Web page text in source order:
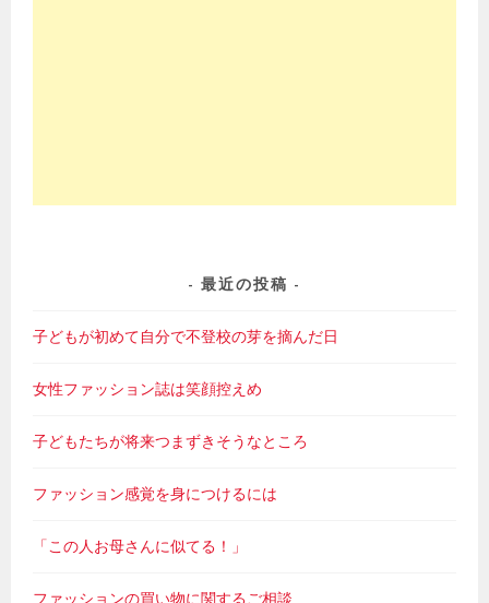
最近の投稿
子どもが初めて自分で不登校の芽を摘んだ日
女性ファッション誌は笑顔控えめ
子どもたちが将来つまずきそうなところ
ファッション感覚を身につけるには
「この人お母さんに似てる！」
ファッションの買い物に関するご相談